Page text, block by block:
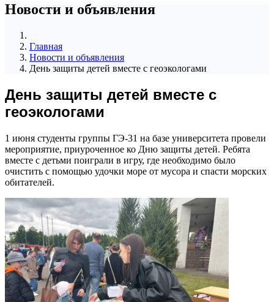
Новости и объявления
Главная
Новости и объявления
День защиты детей вместе с геоэкологами
День защиты детей вместе с
геоэкологами
1 июня студенты группы ГЭ-31 на базе университета провели
мероприятие, приуроченное ко Дню защиты детей. Ребята
вместе с детьми поиграли в игру, где необходимо было
очистить с помощью удочки море от мусора и спасти морских
обитателей.